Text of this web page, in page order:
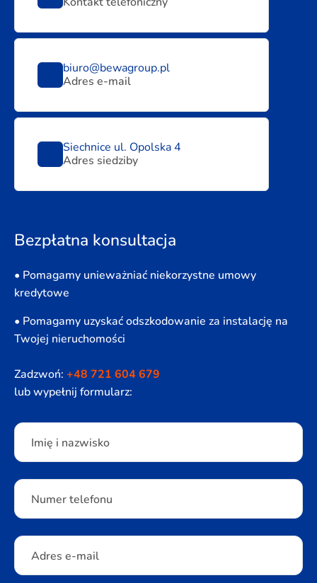
biuro@bewagroup.pl
Adres e-mail
Siechnice ul. Opolska 4
Adres siedziby
Bezpłatna konsultacja
• Pomagamy unieważniać niekorzystne umowy
kredytowe
• Pomagamy uzyskać odszkodowanie za instalację na
Twojej nieruchomości
Zadzwoń: +48 721 604 679
lub wypełnij formularz:
Please leave this field empty.
Imię i nazwisko
Numer telefonu
Adres e-mail